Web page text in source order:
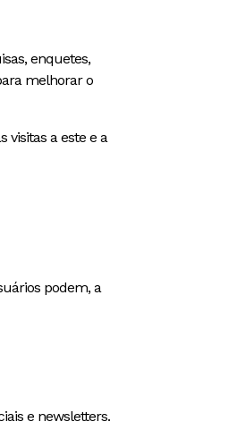
enquetes,
melhorar o
visitas a este e a
podem, a
e newsletters.